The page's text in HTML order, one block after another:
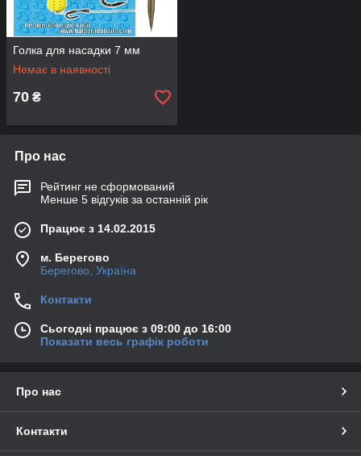
Голка для насадки 7 мм
Немає в наявності
70 ₴
Про нас
Рейтинг не сформований
Менше 5 відгуків за останній рік
Працює з 14.02.2015
м. Берегово
Берегово, Україна
Контакти
Сьогодні працює з 09:00 до 16:00
Показати весь графік роботи
Про нас
Контакти